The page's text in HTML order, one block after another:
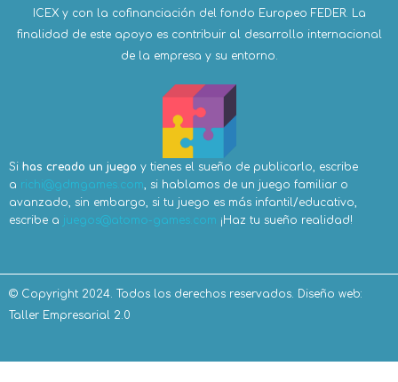
ICEX y con la cofinanciación del fondo Europeo FEDER. La
finalidad de este apoyo es contribuir al desarrollo internacional
de la empresa y su entorno.
Si has creado un juego y tienes el sueño de publicarlo, escribe
a richi@gdmgames.com, si hablamos de un juego familiar o
avanzado, sin embargo, si tu juego es más infantil/educativo,
escribe a juegos@atomo-games.com ¡Haz tu sueño realidad!
© Copyright 2024. Todos los derechos reservados. Diseño web:
Taller Empresarial 2.0